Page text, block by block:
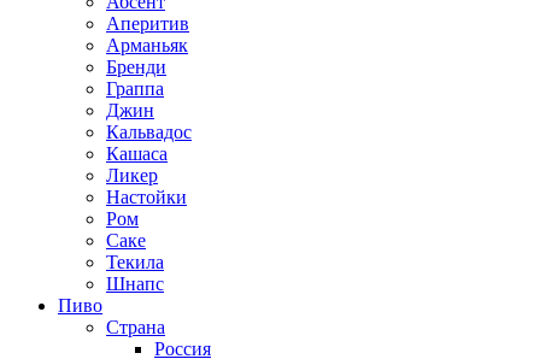
Аперитив
Арманьяк
Бренди
Граппа
Джин
Кальвадос
Кашаса
Ликер
Настойки
Ром
Саке
Текила
Шнапс
Пиво
Страна
Россия